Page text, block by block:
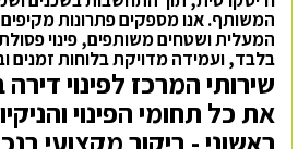
המשותף. אנו מספקים פתרונות
המעלית ושטחים משותפים, פינוי
בלבד, ועמידה מדויקת בלוחות זמנים
שירותי המרכז לפינוי
את כל תחומי הפינוי
ראשוני - ביקור מקצועי